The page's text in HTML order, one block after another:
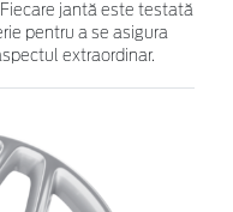
jantă este testată
pentru a se asigura
extraordinar.